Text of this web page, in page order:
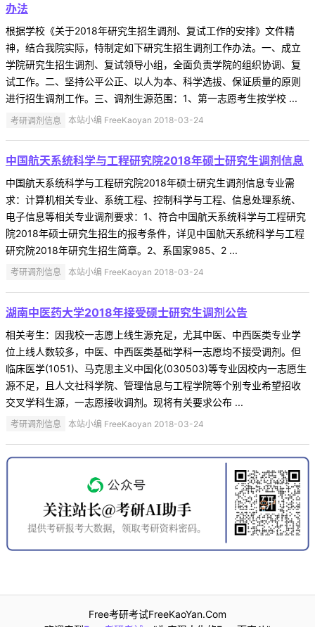
办法
根据学校《关于2018年研究生招生调剂、复试工作的安排》文件精
神，结合我院实际，特制定如下研究生招生调剂工作办法。一、成立
学院研究生招生调剂、复试领导小组，全面负责学院的组织协调、复
试工作。二、坚持公平公正、以人为本、科学选拔、保证质量的原则
进行招生调剂工作。三、调剂生源范围：1、第一志愿考生按学校 ...
考研调剂信息 本站小编 FreeKaoyan 2018-03-24
中国航天系统科学与工程研究院2018年硕士研究生调剂信息
中国航天系统科学与工程研究院2018年硕士研究生调剂信息专业需
求：计算机相关专业、系统工程、控制科学与工程、信息处理系统、
电子信息等相关专业调剂要求：1、符合中国航天系统科学与工程研究
院2018年硕士研究生招生的报考条件，详见中国航天系统科学与工程
研究院2018年研究生招生简章。2、系国家985、2 ...
考研调剂信息 本站小编 FreeKaoyan 2018-03-24
湖南中医药大学2018年接受硕士研究生调剂公告
相关考生：因我校一志愿上线生源充足，尤其中医、中西医类专业学
位上线人数较多，中医、中西医类基础学科一志愿均不接受调剂。但
临床医学(1051)、马克思主义中国化(030503)等专业因校内一志愿生
源不足，且人文社科学院、管理信息与工程学院等个别专业希望招收
交叉学科生源，一志愿接收调剂。现将有关要求公布 ...
考研调剂信息 本站小编 FreeKaoyan 2018-03-24
Free考研考试FreeKaoYan.Com